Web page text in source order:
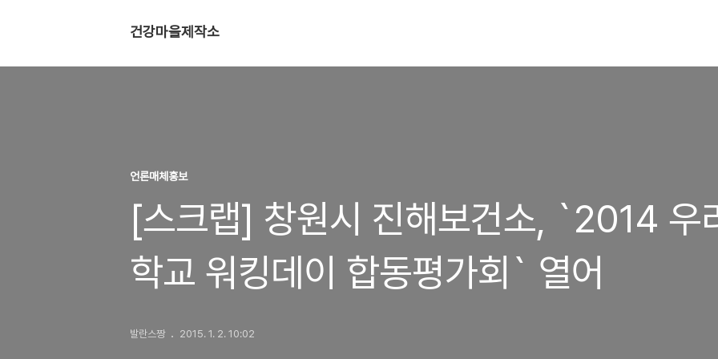
건강마을제작소
언론매체홍보
[스크랩] 창원시 진해보건소, `2014 우
학교 워킹데이 합동평가회` 열어
발란스짱 2015. 1. 2. 10:02